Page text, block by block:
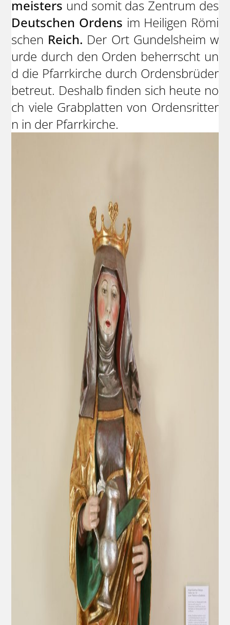
meisters und somit das Zentrum des
Deutschen Ordens im Heiligen Römi
schen Reich. Der Ort Gundelsheim w
urde durch den Orden beherrscht un
d die Pfarrkirche durch Ordensbrüder
betreut. Deshalb finden sich heute no
ch viele Grabplatten von Ordensritter
n in der Pfarrkirche.